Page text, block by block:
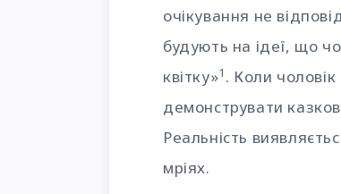
очікування не
будують на ідеї, що
квітку»1 . Коли
демонструвати
Реальність
мріях.